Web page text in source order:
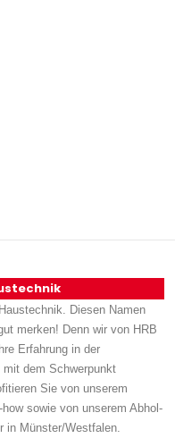
Diesen Namen
merken! Denn wir von HRB
Erfahrung in der
mit dem Schwerpunkt
Sie von unserem
sowie von unserem Abhol-
in Münster/Westfalen.